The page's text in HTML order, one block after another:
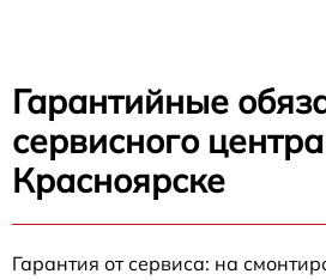
Гарантийные
сервисного
Красноярске
Гарантия от сервиса: на